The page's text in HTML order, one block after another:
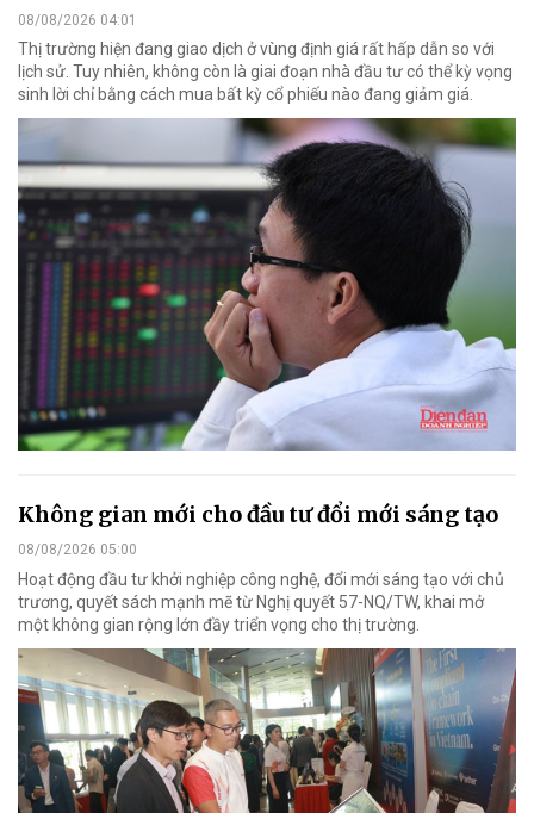
08/08/2026 04:01
Thị trường hiện đang giao dịch ở vùng định giá rất hấp dẫn so với
lịch sử. Tuy nhiên, không còn là giai đoạn nhà đầu tư có thể kỳ vọng
sinh lời chỉ bằng cách mua bất kỳ cổ phiếu nào đang giảm giá.
Không gian mới cho đầu tư đổi mới sáng tạo
08/08/2026 05:00
Hoạt động đầu tư khởi nghiệp công nghệ, đổi mới sáng tạo với chủ
trương, quyết sách mạnh mẽ từ Nghị quyết 57-NQ/TW, khai mở
một không gian rộng lớn đầy triển vọng cho thị trường.